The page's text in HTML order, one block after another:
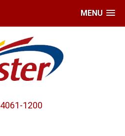
MENU
4061-1200